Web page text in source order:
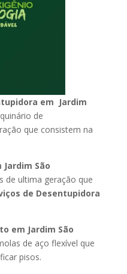
em Jardim
de
que consistem na
São
de ultima geração que
de Desentupidora
em Jardim São
de aço flexível que
pisos.